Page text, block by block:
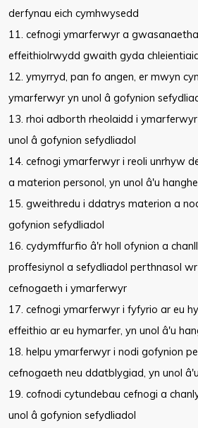
derfynau eich cymhwysedd
11. cefnogi ymarferwyr a
effeithiolrwydd gwaith gyda
12. ymyrryd, pan fo angen, er mwyn
ymarferwyr yn unol â gofynion
13. rhoi adborth rheolaidd i
unol â gofynion sefydliadol
14. cefnogi ymarferwyr i reoli unrhyw
a materion personol, yn unol â'u
15. gweithredu i ddatrys materion a
gofynion sefydliadol
16. cydymffurfio â'r holl ofynion a
proffesiynol a sefydliadol perthnasol
cefnogaeth i ymarferwyr
17. cefnogi ymarferwyr i fyfyrio ar eu
effeithio ar eu hymarfer, yn unol â'u
18. helpu ymarferwyr i nodi gofynion
cefnogaeth neu ddatblygiad, yn unol
19. cofnodi cytundebau cefnogi a
unol â gofynion sefydliadol